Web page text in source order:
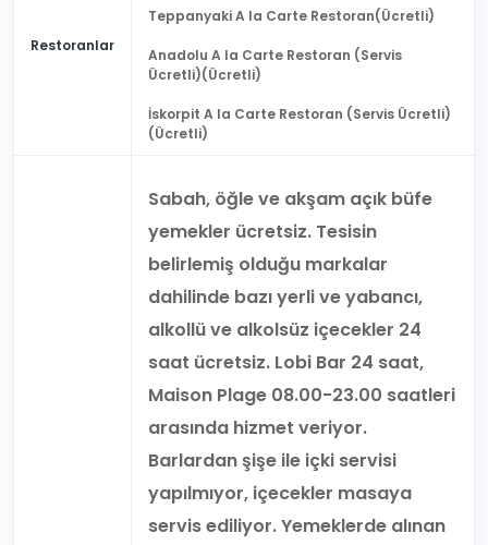
Restoranlar
Teppanyaki A la Carte Restoran(Ücretli)
Anadolu A la Carte Restoran (Servis
Ücretli)(Ücretli)
İskorpit A la Carte Restoran (Servis Ücretli)
(Ücretli)
Sabah, öğle ve akşam açık büfe
yemekler ücretsiz. Tesisin
belirlemiş olduğu markalar
dahilinde bazı yerli ve yabancı,
alkollü ve alkolsüz içecekler 24
saat ücretsiz. Lobi Bar 24 saat,
Maison Plage 08.00-23.00 saatleri
arasında hizmet veriyor.
Barlardan şişe ile içki servisi
yapılmıyor, içecekler masaya
servis ediliyor. Yemeklerde alınan